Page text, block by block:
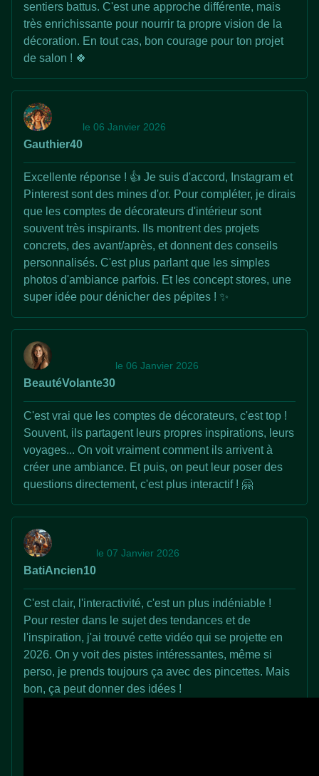
sentiers battus. C'est une approche différente, mais
très enrichissante pour nourrir ta propre vision de la
décoration. En tout cas, bon courage pour ton projet
de salon ! 🍀
Gauthier40
le 06 Janvier 2026
Excellente réponse ! 👍 Je suis d'accord, Instagram et
Pinterest sont des mines d'or. Pour compléter, je dirais
que les comptes de décorateurs d'intérieur sont
souvent très inspirants. Ils montrent des projets
concrets, des avant/après, et donnent des conseils
personnalisés. C'est plus parlant que les simples
photos d'ambiance parfois. Et les concept stores, une
super idée pour dénicher des pépites ! ✨
BeautéVolante30
le 06 Janvier 2026
C'est vrai que les comptes de décorateurs, c'est top !
Souvent, ils partagent leurs propres inspirations, leurs
voyages... On voit vraiment comment ils arrivent à
créer une ambiance. Et puis, on peut leur poser des
questions directement, c'est plus interactif ! 🤗
BatiAncien10
le 07 Janvier 2026
C'est clair, l'interactivité, c'est un plus indéniable !
Pour rester dans le sujet des tendances et de
l'inspiration, j'ai trouvé cette vidéo qui se projette en
2026. On y voit des pistes intéressantes, même si
perso, je prends toujours ça avec des pincettes. Mais
bon, ça peut donner des idées !